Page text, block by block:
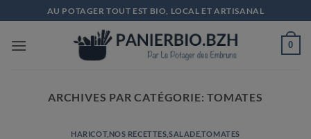
au
contenu
AU POTAGER TOUT EST BIO, LOCAL ET ARTISANAL
0
ARCHIVES PAR CATÉGORIE:TOMATES
HARICOT, NOS RECETTES SALADETOMATES